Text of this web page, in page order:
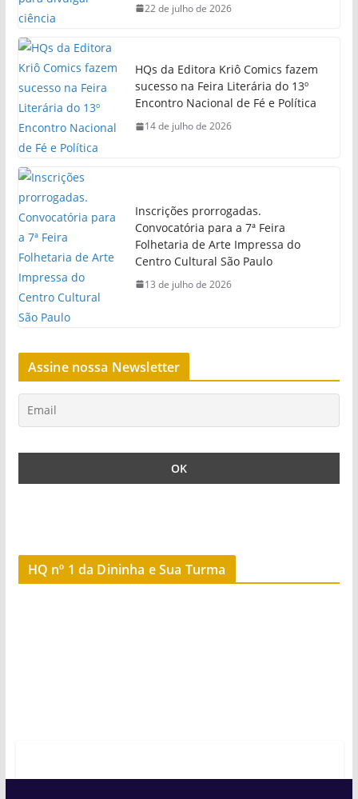
22 de julho de 2026
HQs da Editora Kriô Comics fazem
sucesso na Feira Literária do 13º
Encontro Nacional de Fé e Política
14 de julho de 2026
Inscrições prorrogadas.
Convocatória para a 7ª Feira
Folhetaria de Arte Impressa do
Centro Cultural São Paulo
13 de julho de 2026
Assine nossa Newsletter
HQ nº 1 da Dininha e Sua Turma